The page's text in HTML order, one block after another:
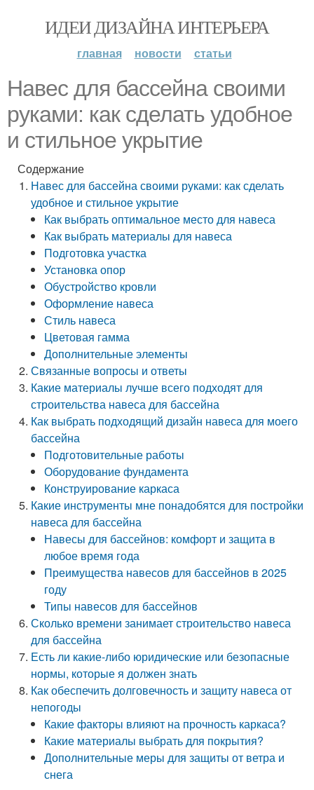
ИДЕИ ДИЗАЙНА ИНТЕРЬЕРА
главная новости статьи
Навес для бассейна своими
руками: как сделать удобное
и стильное укрытие
Содержание
Навес для бассейна своими руками: как сделать
удобное и стильное укрытие
Как выбрать оптимальное место для навеса
Как выбрать материалы для навеса
Подготовка участка
Установка опор
Обустройство кровли
Оформление навеса
Стиль навеса
Цветовая гамма
Дополнительные элементы
Связанные вопросы и ответы
Какие материалы лучше всего подходят для
строительства навеса для бассейна
Как выбрать подходящий дизайн навеса для моего
бассейна
Подготовительные работы
Оборудование фундамента
Конструирование каркаса
Какие инструменты мне понадобятся для постройки
навеса для бассейна
Навесы для бассейнов: комфорт и защита в
любое время года
Преимущества навесов для бассейнов в 2025
году
Типы навесов для бассейнов
Сколько времени занимает строительство навеса
для бассейна
Есть ли какие-либо юридические или безопасные
нормы, которые я должен знать
Как обеспечить долговечность и защиту навеса от
непогоды
Какие факторы влияют на прочность каркаса?
Какие материалы выбрать для покрытия?
Дополнительные меры для защиты от ветра и
снега